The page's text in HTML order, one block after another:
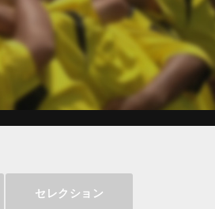
セレクション